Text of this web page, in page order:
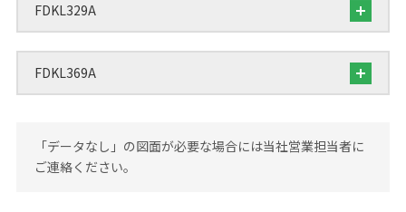
FDKL329A
FDKL369A
「データなし」の図面が必要な場合には当社営業担当者に
ご連絡ください。